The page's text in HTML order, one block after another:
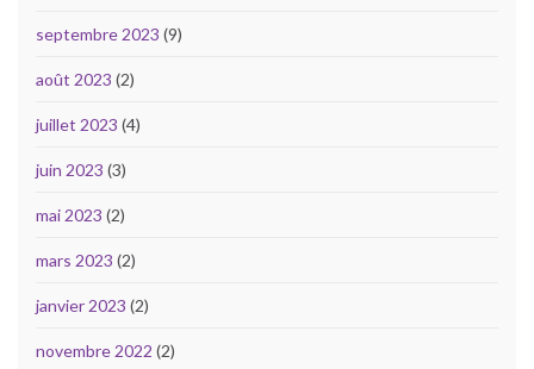
septembre 2023 (9)
août 2023 (2)
juillet 2023 (4)
juin 2023 (3)
mai 2023 (2)
mars 2023 (2)
janvier 2023 (2)
novembre 2022 (2)